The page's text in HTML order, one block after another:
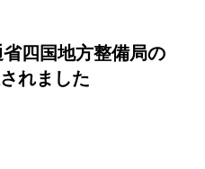
四国地方整備局の
れました